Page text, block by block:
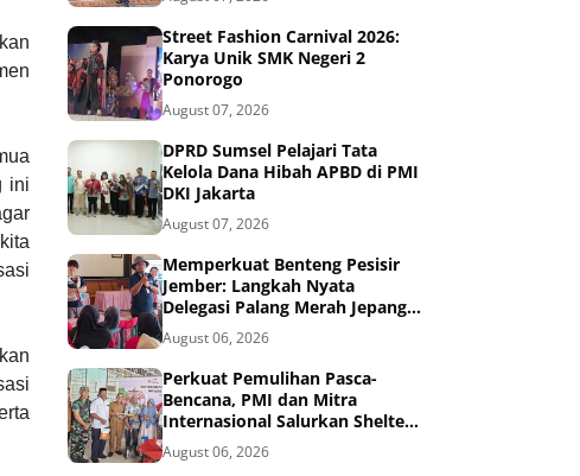
ini
Street Fashion Carnival 2026:
Karya Unik SMK Negeri 2
Ponorogo
August 07, 2026
DPRD Sumsel Pelajari Tata
Kelola Dana Hibah APBD di PMI
DKI Jakarta
August 07, 2026
Memperkuat Benteng Pesisir
Jember: Langkah Nyata
Delegasi Palang Merah Jepang
Dampingi Relawan dan Sekolah
Tangguh Bencana
August 06, 2026
Perkuat Pemulihan Pasca-
Bencana, PMI dan Mitra
Internasional Salurkan Shelter
Toolkit untuk 1.200 Keluarga di
Aceh Utara
August 06, 2026